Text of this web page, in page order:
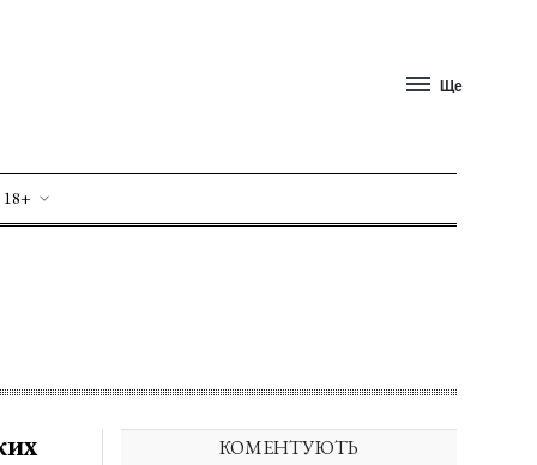
Ще
КОМЕНТУЮТЬ